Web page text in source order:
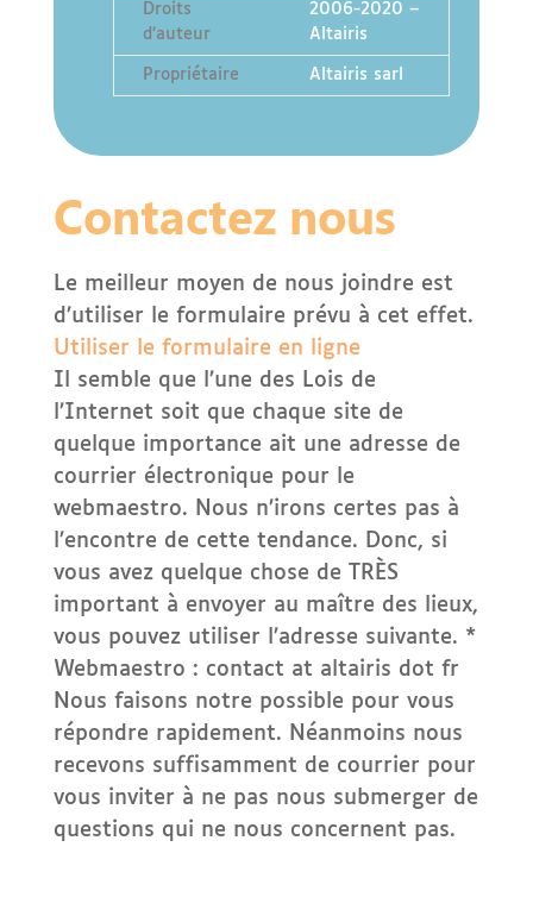
Droits
d’auteur
2006-2020 –
Altairis
Propriétaire Altairis sarl
Contactez nous
Le meilleur moyen de nous joindre est
d’utiliser le formulaire prévu à cet effet.
Utiliser le formulaire en ligne
Il semble que l’une des Lois de
l’Internet soit que chaque site de
quelque importance ait une adresse de
courrier électronique pour le
webmaestro. Nous n’irons certes pas à
l’encontre de cette tendance. Donc, si
vous avez quelque chose de TRÈS
important à envoyer au maître des lieux,
vous pouvez utiliser l’adresse suivante. *
Webmaestro : contact at altairis dot fr
Nous faisons notre possible pour vous
répondre rapidement. Néanmoins nous
recevons suffisamment de courrier pour
vous inviter à ne pas nous submerger de
questions qui ne nous concernent pas.